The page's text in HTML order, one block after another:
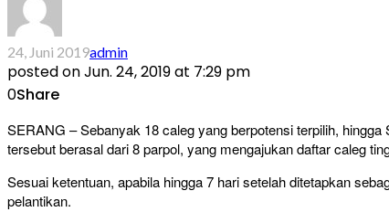
24, Juni 2019admin
posted onJun. 24, 2019 at 7:29 pm
0Share
SERANG – Sebanyak 18 caleg yang berpotensi terpilih,
tersebut berasal dari 8 parpol, yang mengajukan daftar caleg
Sesuai ketentuan, apabila hingga 7 hari setelah ditetapkan
pelantikan.